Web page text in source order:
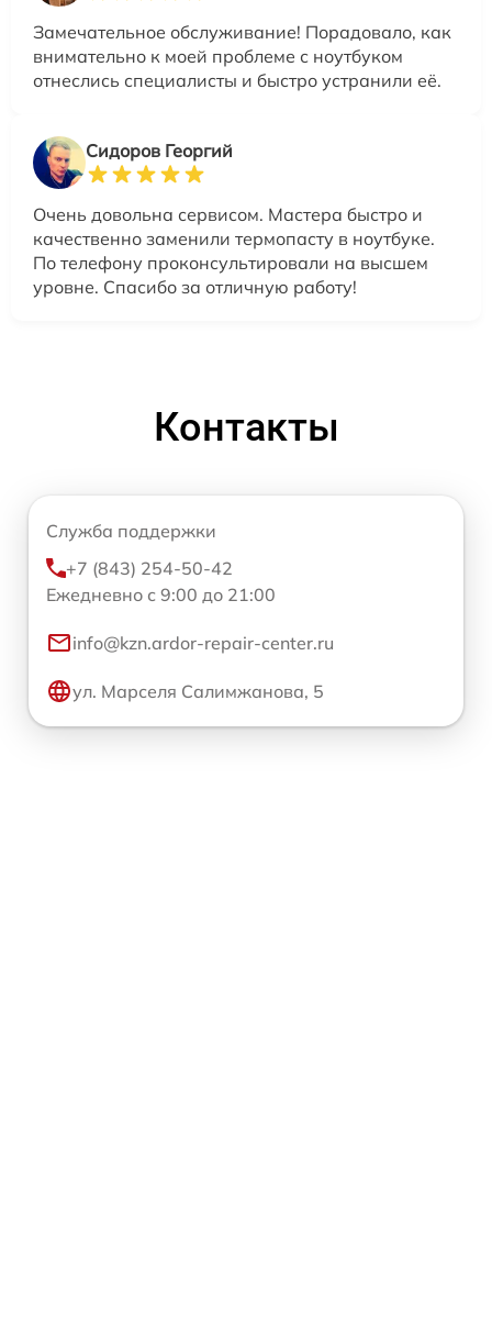
Замечательное обслуживание! Порадовало, как
внимательно к моей проблеме с ноутбуком
отнеслись специалисты и быстро устранили её.
Сидоров Георгий
Очень довольна сервисом. Мастера быстро и
качественно заменили термопасту в ноутбуке.
По телефону проконсультировали на высшем
уровне. Спасибо за отличную работу!
Контакты
Служба поддержки
+7 (843) 254-50-42
Ежедневно с 9:00 до 21:00
info@kzn.ardor-repair-center.ru
ул. Марселя Салимжанова, 5